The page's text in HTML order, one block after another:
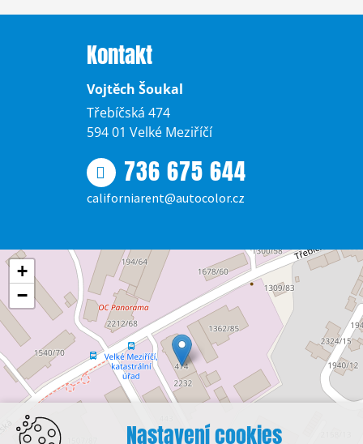
Kontakt
Vojtěch Šoukal
Třebíčská 474
594 01 Velké Meziříčí
736 675 644
californiarent@autocolor.cz
+
−
Nastavení cookies